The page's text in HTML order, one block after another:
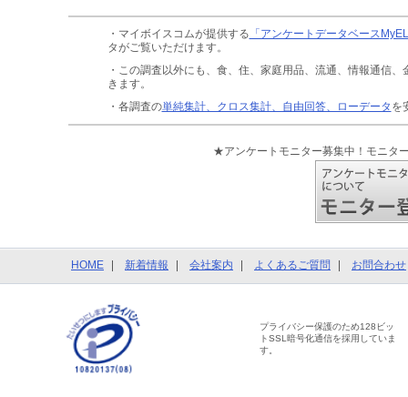
・マイボイスコムが提供する 「アンケートデータベース
タがご覧いただけます。
・この調査以外にも、食、住、家庭用品、流通、情報通信、
きます。
・各調査の単純集計、クロス集計、自由回答、ローデータ を
★アンケートモニター募集中！モニタ
HOME 新着情報 会社案内 よくあるご質問 お問合わせ
プライバシー保護のため128ビッ
トSSL暗号化通信を採用していま
す。